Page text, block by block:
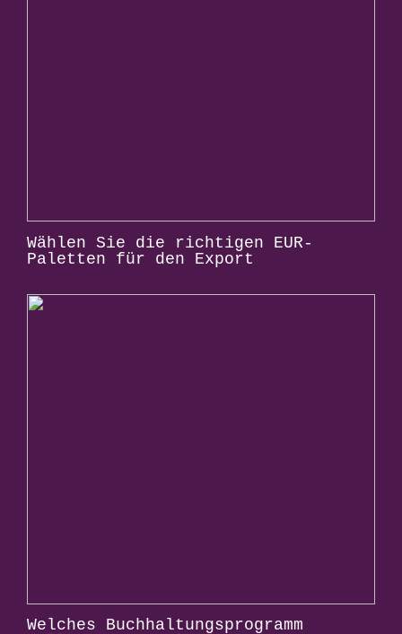
Wählen Sie die richtigen EUR-
Paletten für den Export
Welches Buchhaltungsprogramm